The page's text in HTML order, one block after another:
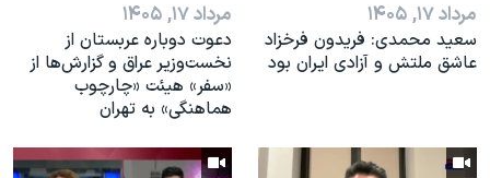
مرداد ۱۷, ۱۴۰۵
سعید محمدی: فریدون فرخزاد
عاشق ملتش و آزادی ایران بود
مرداد ۱۷, ۱۴۰۵
دعوت دوباره عربستان از
نخست‌وزیر عراق و گزارش‌ها از
«سفر» هیئت «چارچوب
هماهنگی» به تهران